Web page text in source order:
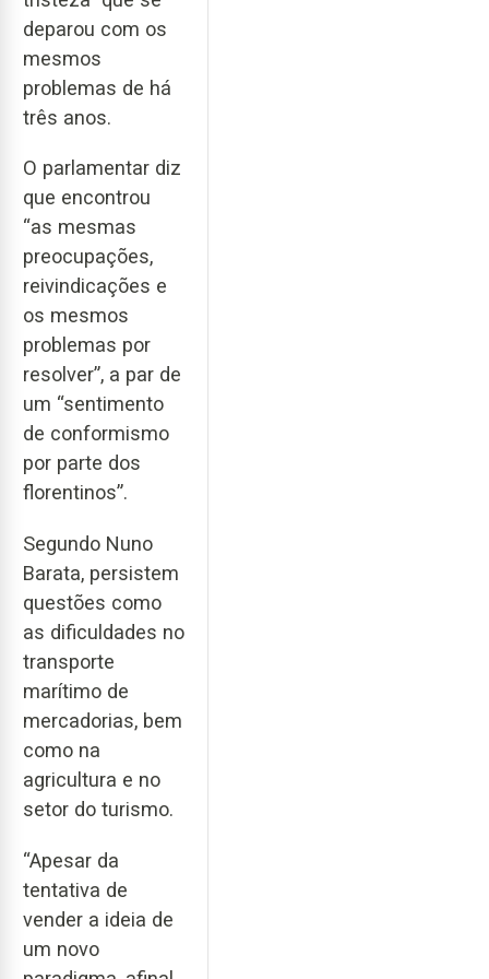
deparou com os
mesmos
problemas de há
três anos.
O parlamentar diz
que encontrou
“as mesmas
preocupações,
reivindicações e
os mesmos
problemas por
resolver”, a par de
um “sentimento
de conformismo
por parte dos
florentinos”.
Segundo Nuno
Barata, persistem
questões como
as dificuldades no
transporte
marítimo de
mercadorias, bem
como na
agricultura e no
setor do turismo.
“Apesar da
tentativa de
vender a ideia de
um novo